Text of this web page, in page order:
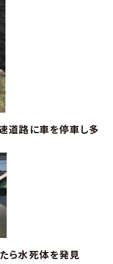
道路に車を停車し多
ら水死体を発見